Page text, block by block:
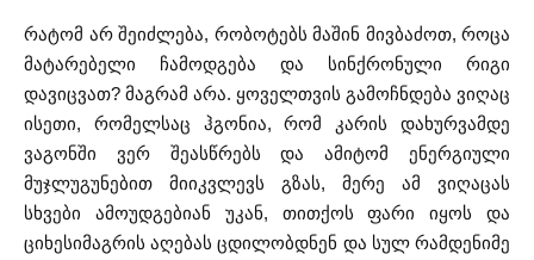
რატომ არ შეიძლება, რობოტებს მაშინ მივბაძოთ, როცა
მატარებელი ჩამოდგება და სინქრონული რიგი
დავიცვათ? მაგრამ არა. ყოველთვის გამოჩნდება ვიღაც
ისეთი, რომელსაც ჰგონია, რომ კარის დახურვამდე
ვაგონში ვერ შეასწრებს და ამიტომ ენერგიული
მუჯლუგუნებით მიიკვლევს გზას, მერე ამ ვიღაცას
სხვები ამოუდგებიან უკან, თითქოს ფარი იყოს და
ციხესიმაგრის აღებას ცდილობდნენ და სულ რამდენიმე